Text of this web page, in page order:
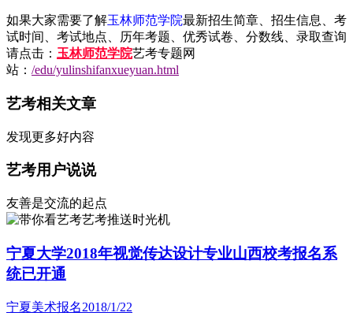
如果大家需要了解玉林师范学院最新招生简章、招生信息、考
试时间、考试地点、历年考题、优秀试卷、分数线、录取查询
请点击： 玉林师范学院艺考专题网
站： /edu/yulinshifanxueyuan.html
艺考相关文章
发现更多好内容
艺考用户说说
友善是交流的起点
艺考推送时光机
宁夏大学2018年视觉传达设计专业山西校考报名系
统已开通
宁夏美术报名2018/1/22